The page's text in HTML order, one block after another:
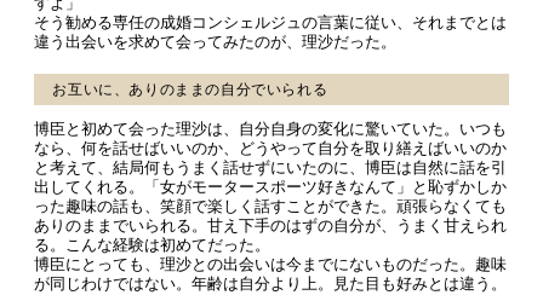
そう勧める専任の成婚コンシェルジュの言葉に従い、それまでとは
違う出会いを求めて会ってみたのが、理沙だった。
お互いに、ありのままの自分でいられる
博臣と初めて会った理沙は、自分自身の変化に驚いていた。いつも
なら、何を話せばいいのか、どうやって自分を取り繕えばいいのか
と考えて、結局何もうまく話せずにいたのに、博臣は自然に話を引
出してくれる。「女がモータースポーツ好きなんて」と恥ずかしか
った趣味の話も、笑顔で楽しく話すことができた。頑張らなくても
ありのままでいられる。甘え下手のはずの自分が、うまく甘えられ
る。こんな経験は初めてだった。
博臣にとっても、理沙との出会いは今までにないものだった。趣味
が同じわけではない。年齢は自分より上。見た目も好みとは違う。